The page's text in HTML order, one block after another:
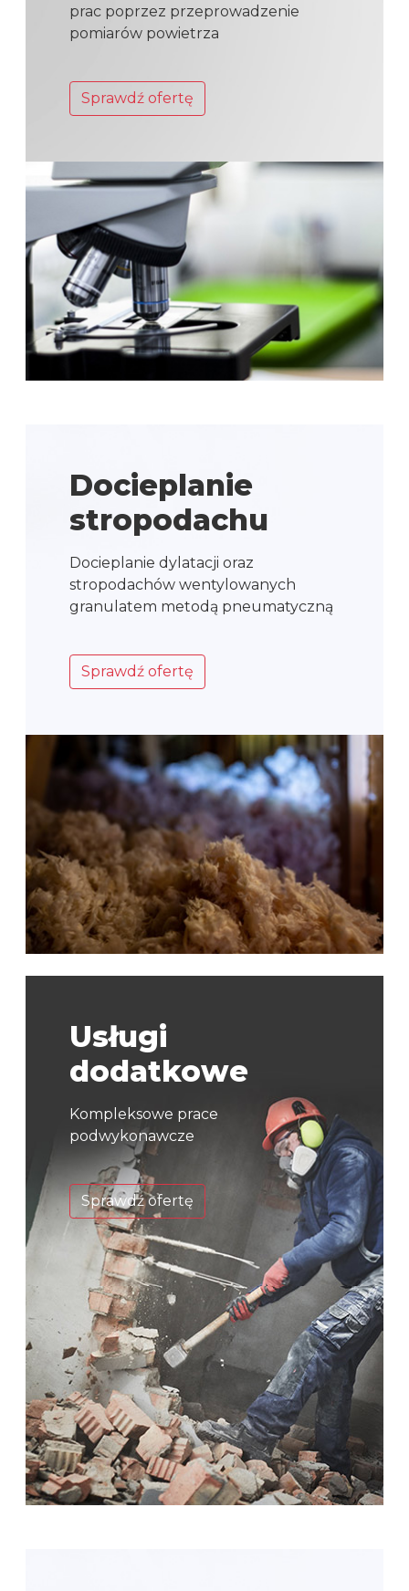
prac poprzez przeprowadzenie
pomiarów powietrza
Sprawdź ofertę
Docieplanie
stropodachu
Docieplanie dylatacji oraz
stropodachów wentylowanych
granulatem metodą pneumatyczną
Sprawdź ofertę
Usługi
dodatkowe
Kompleksowe prace
podwykonawcze
Sprawdź ofertę